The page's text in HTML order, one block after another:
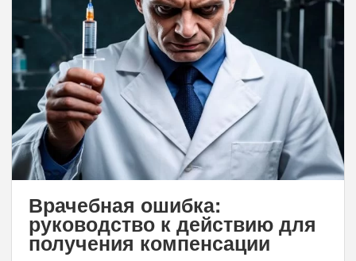
Врачебная ошибка:
руководство к действию для
получения компенсации